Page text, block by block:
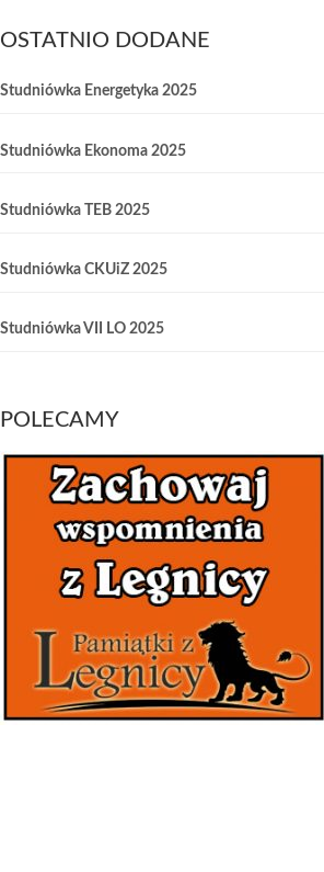
OSTATNIO DODANE
Studniówka Energetyka 2025
Studniówka Ekonoma 2025
Studniówka TEB 2025
Studniówka CKUiZ 2025
Studniówka VII LO 2025
POLECAMY